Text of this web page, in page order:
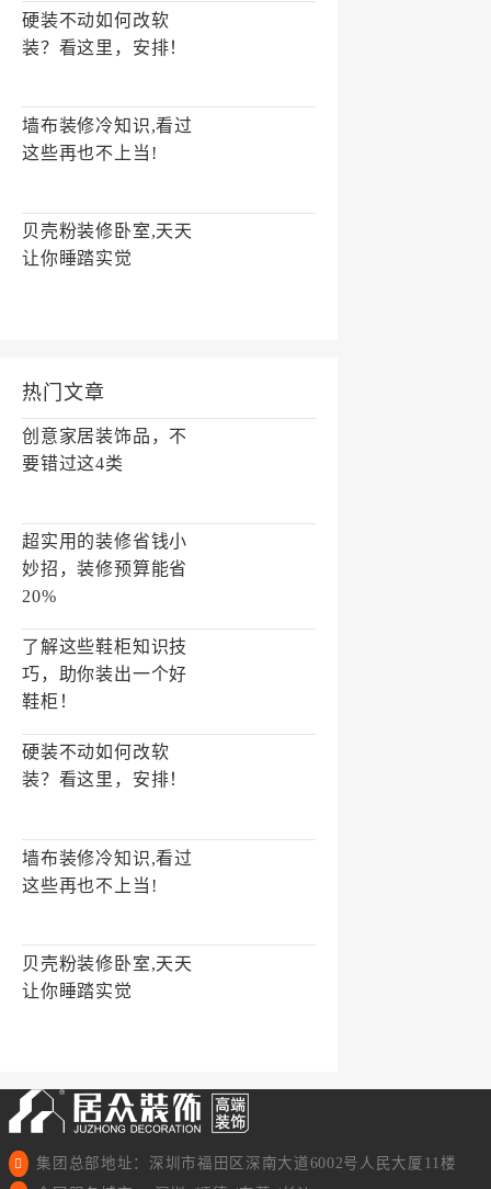
硬装不动如何改软
装？看这里，安排！
墙布装修冷知识,看过
这些再也不上当!
贝壳粉装修卧室,天天
让你睡踏实觉
热门文章
创意家居装饰品，不
要错过这4类
超实用的装修省钱小
妙招，装修预算能省
20%
了解这些鞋柜知识技
巧，助你装出一个好
鞋柜！
硬装不动如何改软
装？看这里，安排！
墙布装修冷知识,看过
这些再也不上当!
贝壳粉装修卧室,天天
让你睡踏实觉
集团总部地址：深圳市福田区深南大道6002号人民大厦11楼